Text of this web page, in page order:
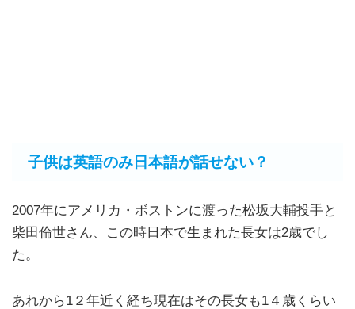
子供は英語のみ日本語が話せない？
2007年にアメリカ・ボストンに渡った松坂大輔投手と
柴田倫世さん、この時日本で生まれた長女は2歳でし
た。
あれから1２年近く経ち現在はその長女も1４歳くらい